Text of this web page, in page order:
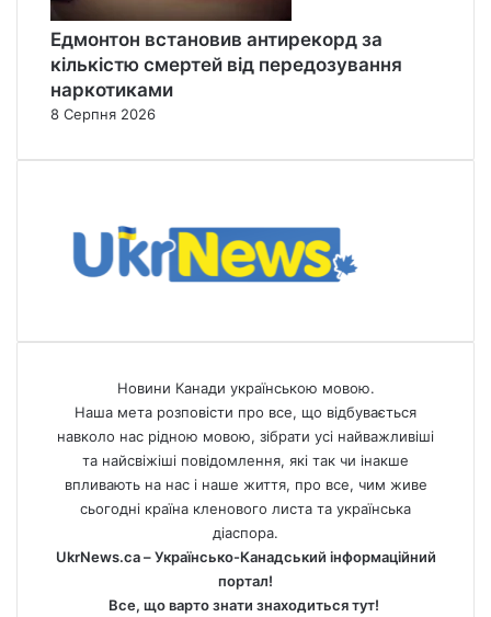
Едмонтон встановив антирекорд за
кількістю смертей від передозування
наркотиками
8 Серпня 2026
Новини Канади українською мовою.
Наша мета розповісти про все, що відбувається
навколо нас рідною мовою, зібрати усі найважливіші
та найсвіжіші повідомлення, які так чи інакше
впливають на нас і наше життя, про все, чим живе
сьогодні країна кленового листа та українська
діаспора.
UkrNews.ca – Українсько-Канадський інформаційний
портал!
Все, що варто знати знаходиться тут!